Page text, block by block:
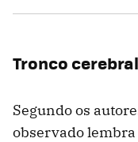
Tronco
Segundo os
observado